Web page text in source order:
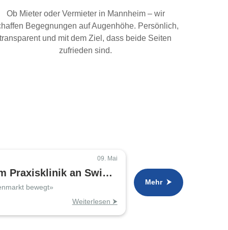
Ob Mieter oder Vermieter in Mannheim – wir
Begegnungen auf Augenhöhe. Persönlich,
transparent und mit dem Ziel, dass beide Seiten
zufrieden sind.
09. Mai
Praxisklinik an Swiss
bewegt»
Weiterlesen ⮞
Mehr ⮞